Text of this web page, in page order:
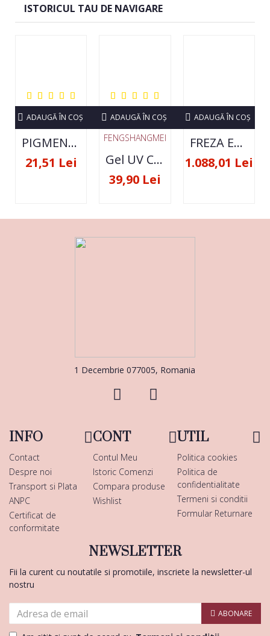
ISTORICUL TAU DE NAVIGARE
PIGMENT NEON SET 12 CULORI
21,51 Lei
ADAUGĂ ÎN COŞ
FENGSHANGMEI
Gel UV Constructie FSM 50ML - 07
39,90 Lei
ADAUGĂ ÎN COŞ
FREZA ELECTRICA STRONG 210 35000 RPM- ORIGINALA
1.088,01 Lei
ADAUGĂ ÎN COŞ
1 Decembrie 077005, Romania
INFO
Contact
Despre noi
Transport si Plata
ANPC
Certificat de
conformitate
CONT
Contul Meu
Istoric Comenzi
Compara produse
Wishlist
UTIL
Politica cookies
Politica de
confidentialitate
Termeni si conditii
Formular Returnare
NEWSLETTER
Fii la curent cu noutatile si promotiile, inscriete la newsletter-ul
nostru
ABONARE